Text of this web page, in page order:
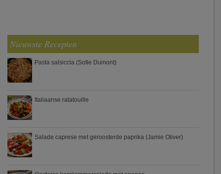
Nieuwste Recepten
Pasta salsiccia (Sofie Dumont)
Italiaanse ratatouille
Salade caprese met geroosterde paprika (Jamie Oliver)